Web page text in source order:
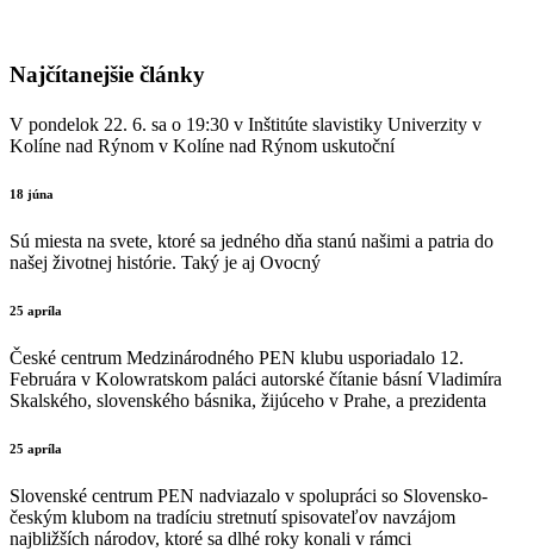
Najčítanejšie články
V pondelok 22. 6. sa o 19:30 v Inštitúte slavistiky Univerzity v
Kolíne nad Rýnom v Kolíne nad Rýnom uskutoční
18 júna
Sú miesta na svete, ktoré sa jedného dňa stanú našimi a patria do
našej životnej histórie. Taký je aj Ovocný
25 apríla
České centrum Medzinárodného PEN klubu usporiadalo 12.
Februára v Kolowratskom paláci autorské čítanie básní Vladimíra
Skalského, slovenského básnika, žijúceho v Prahe, a prezidenta
25 apríla
Slovenské centrum PEN nadviazalo v spolupráci so Slovensko-
českým klubom na tradíciu stretnutí spisovateľov navzájom
najbližších národov, ktoré sa dlhé roky konali v rámci